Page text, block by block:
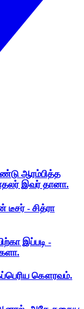
ஆரம்பித்த
இவர் தானா.
டீசர் - சித்ரா
இப்படி -
கௌரவம்.